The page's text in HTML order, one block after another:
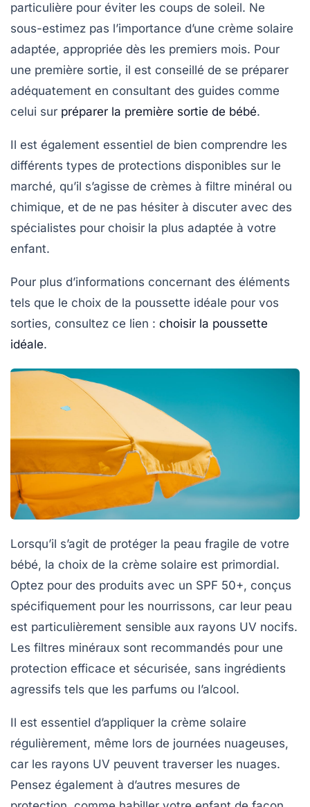
particulière pour éviter les coups de soleil. Ne
sous-estimez pas l’importance d’une crème solaire
adaptée, appropriée dès les premiers mois. Pour
une première sortie, il est conseillé de se préparer
adéquatement en consultant des guides comme
celui sur préparer la première sortie de bébé.
Il est également essentiel de bien comprendre les
différents types de protections disponibles sur le
marché, qu’il s’agisse de crèmes à filtre minéral ou
chimique, et de ne pas hésiter à discuter avec des
spécialistes pour choisir la plus adaptée à votre
enfant.
Pour plus d’informations concernant des éléments
tels que le choix de la poussette idéale pour vos
sorties, consultez ce lien : choisir la poussette
idéale.
Lorsqu’il s’agit de protéger la peau fragile de votre
bébé, la choix de la crème solaire est primordial.
Optez pour des produits avec un SPF 50+, conçus
spécifiquement pour les nourrissons, car leur peau
est particulièrement sensible aux rayons UV nocifs.
Les filtres minéraux sont recommandés pour une
protection efficace et sécurisée, sans ingrédients
agressifs tels que les parfums ou l’alcool.
Il est essentiel d’appliquer la crème solaire
régulièrement, même lors de journées nuageuses,
car les rayons UV peuvent traverser les nuages.
Pensez également à d’autres mesures de